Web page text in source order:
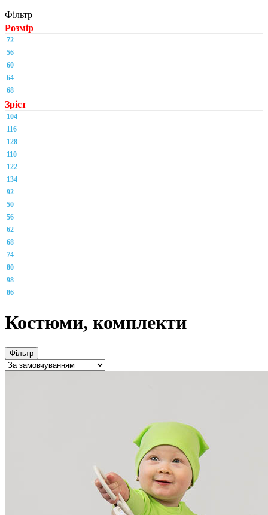
Фільтр
Розмір
72
56
60
64
68
Зріст
104
116
128
110
122
134
92
50
56
62
68
74
80
98
86
Костюми, комплекти
Фільтр